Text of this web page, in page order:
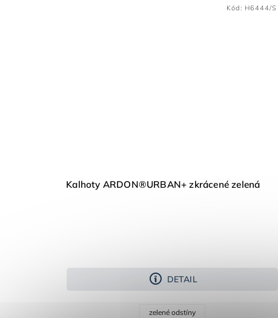
Kalhoty ARDON®URBAN+ zkrácené zelená
DETAIL
zelené odstíny
Kód: H6444/S